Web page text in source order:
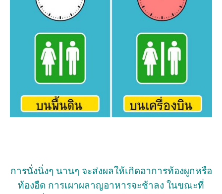
การนั่งนิ่งๆ นานๆ จะส่งผลให้เกิดอาการท้องผูกหรือ
ท้องอืด การเผาผลาญอาหารจะช้าลง ในขณะที่